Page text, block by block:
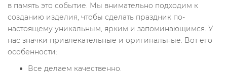
в память это событие. Мы внимательно подходим к
созданию изделия, чтобы сделать праздник по-
настоящему уникальным, ярким и запоминающимся. У
нас значки привлекательные и оригинальные. Вот его
особенности:
Все делаем качественно.